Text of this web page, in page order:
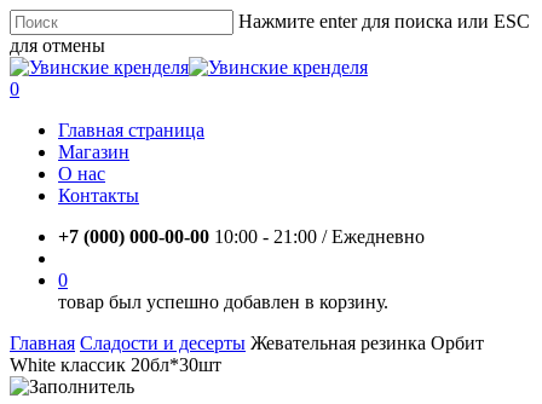
Skip
to
main
content
Нажмите enter для поиска или ESC
для отмены
Close
Search
account
0
Главная страница
Магазин
О нас
Контакты
+7 (000) 000-00-00 10:00 - 21:00 / Eжедневно
0
товар был успешно добавлен в корзину.
Главная Сладости и десерты Жевательная резинка Орбит
White классик 20бл*30шт